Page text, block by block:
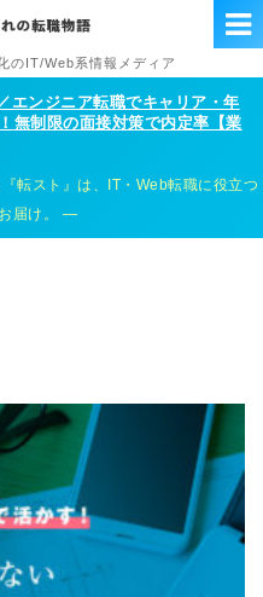
のIT/Web系情報メディア
エンジニア転職でキャリア・年
無制限の面接対策で内定率【業
転スト』は、IT・Web転職に役立つ
届け。